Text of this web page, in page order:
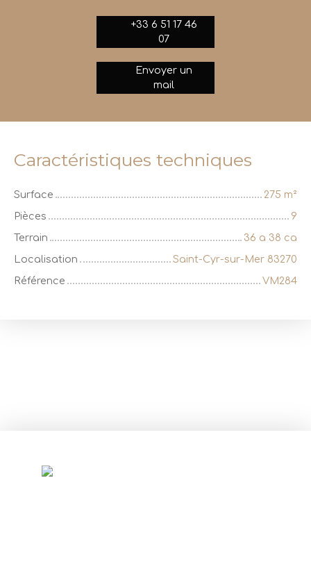
+33 6 51 17 46
07
Envoyer un
mail
Caractéristiques techniques
Surface 275 m²
Pièces
9
Terrain
36 a 38 ca
Localisation
Saint-Cyr-sur-Mer 83270
Référence
VM284